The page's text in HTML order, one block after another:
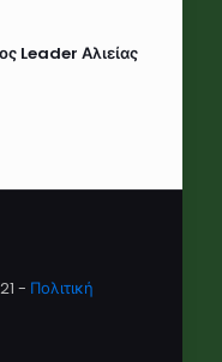
Leader Αλιείας
- Πολιτική